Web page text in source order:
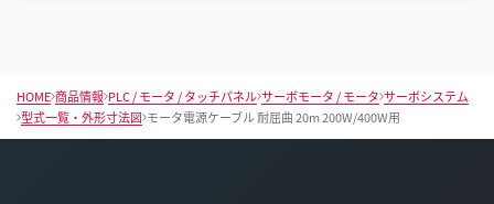
HOME 商品情報 PLC / モータ / タッチパネル サーボモータ / モータ サーボシステム
型式一覧・外形寸法図 モータ電源ケーブル 耐屈曲 20m 200W/400W用